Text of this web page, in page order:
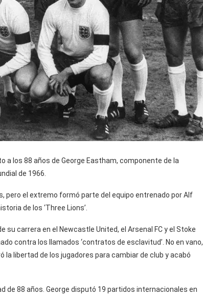
a los 88 años de George Eastham, componente de la
de 1966.
pero el extremo formó parte del equipo entrenado por Alf
de los ‘Three Lions’.
su carrera en el Newcastle United, el Arsenal FC y el Stoke
contra los llamados ‘contratos de esclavitud’. No en vano,
la libertad de los jugadores para cambiar de club y acabó
de 88 años. George disputó 19 partidos internacionales en